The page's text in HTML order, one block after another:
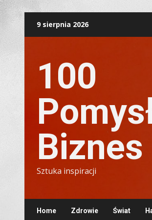
9 sierpnia 2026
100
Biznes
Sztuka inspiracji
Home Zdrowie Świat